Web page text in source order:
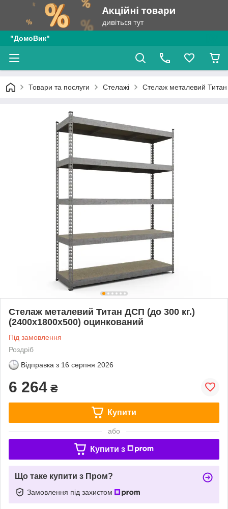
"ДомоВик"
Товари та послуги Стелажі Стелаж металевий
Стелаж металевий Титан ДСП (до 300 кг.)
(2400х1800х500) оцинкований
Під замовлення
Роздріб
Відправка з 16 серпня 2026
6 264 ₴
Купити
або
Купити з
Що таке купити з Пром?
Замовлення під захистом